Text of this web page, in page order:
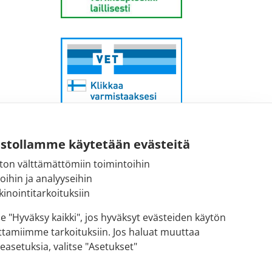
käytetään evästeitä
välttämättömiin toimintoihin
ja analyyseihin
"Hyväksy kaikki", jos hyväksyt evästeiden käytön
tarkoituksiin. Jos haluat muuttaa
valitse "Asetukset"
Sähköpostiosoite:
kirjaamo@fimea.fi
Fimean vaihde:
029 522 3341